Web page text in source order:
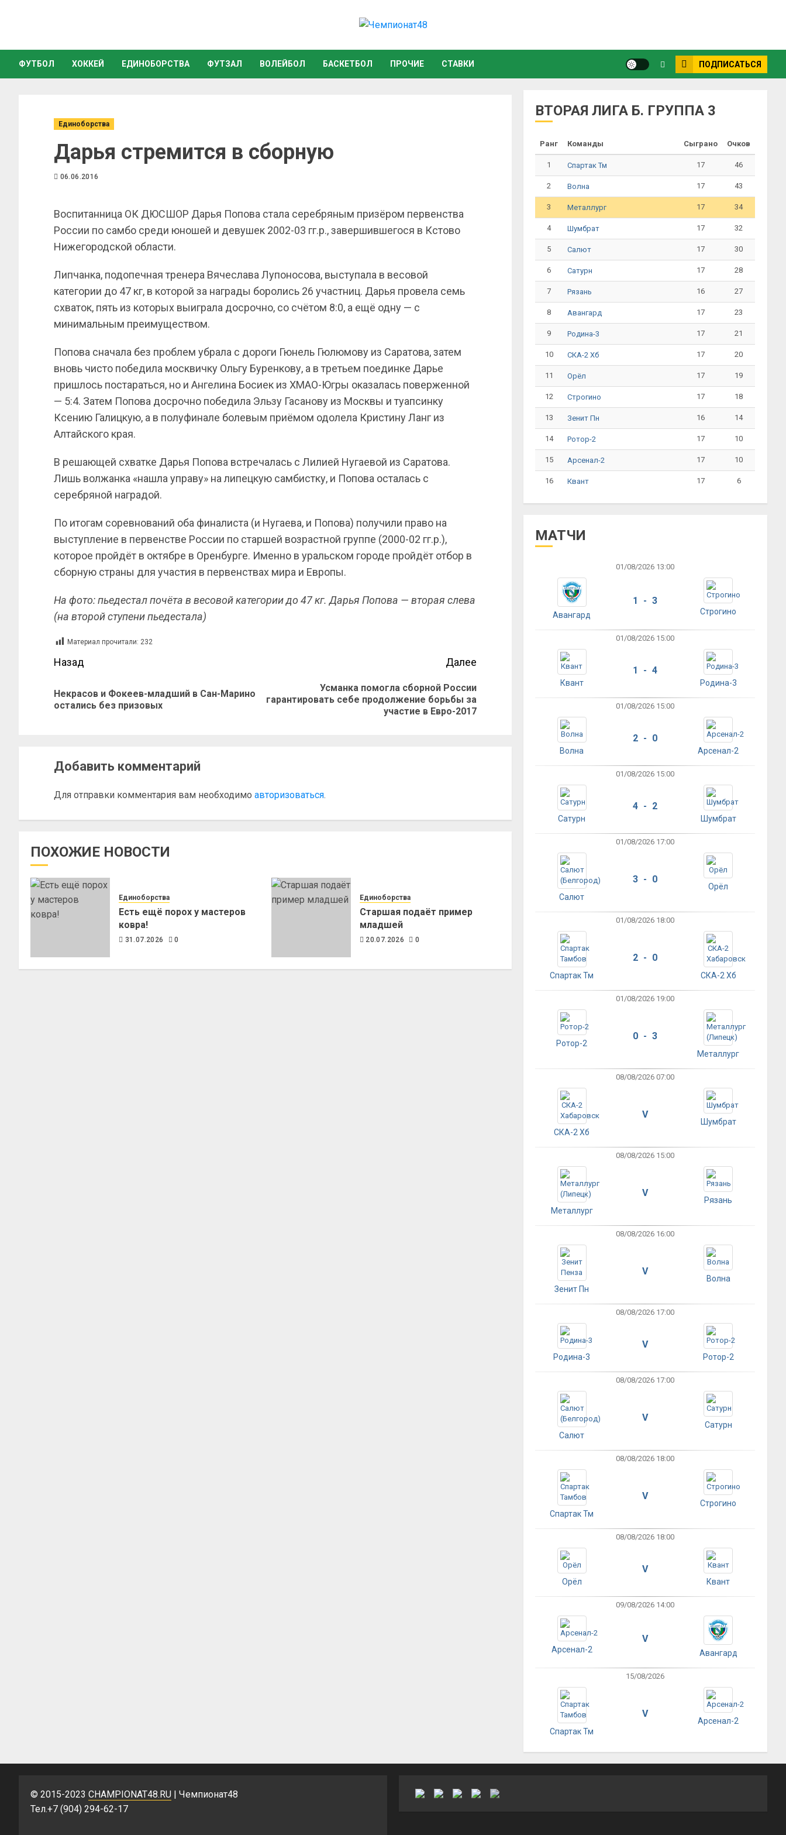
ФУТБОЛ ХОККЕЙ ЕДИНОБОРСТВА ФУТЗАЛ ВОЛЕЙБОЛ БАСКЕТБОЛ ПРОЧИЕ СТАВКИ ПОДПИСАТЬСЯ
Единоборства
Дарья стремится в сборную
06.06.2016
Воспитанница ОК ДЮСШОР Дарья Попова стала серебряным призёром первенства
России по самбо среди юношей и девушек 2002-03 гг.р., завершившегося в Кстово
Нижегородской области.
Липчанка, подопечная тренера Вячеслава Лупоносова, выступала в весовой
категории до 47 кг, в которой за награды боролись 26 участниц. Дарья провела семь
схваток, пять из которых выиграла досрочно, со счётом 8:0, а ещё одну — с
минимальным преимуществом.
Попова сначала без проблем убрала с дороги Гюнель Гюлюмову из Саратова, затем
вновь чисто победила москвичку Ольгу Буренкову, а в третьем поединке Дарье
пришлось постараться, но и Ангелина Босиек из ХМАО-Югры оказалась поверженной
— 5:4. Затем Попова досрочно победила Эльзу Гасанову из Москвы и туапсинку
Ксению Галицкую, а в полуфинале болевым приёмом одолела Кристину Ланг из
Алтайского края.
В решающей схватке Дарья Попова встречалась с Лилией Нугаевой из Саратова.
Лишь волжанка «нашла управу» на липецкую самбистку, и Попова осталась с
серебряной наградой.
По итогам соревнований оба финалиста (и Нугаева, и Попова) получили право на
выступление в первенстве России по старшей возрастной группе (2000-02 гг.р.),
которое пройдёт в октябре в Оренбурге. Именно в уральском городе пройдёт отбор в
сборную страны для участия в первенствах мира и Европы.
На фото: пьедестал почёта в весовой категории до 47 кг. Дарья Попова — вторая слева
(на второй ступени пьедестала)
Материал прочитали: 232
Назад
Некрасов и Фокеев-младший в Сан-Марино
остались без призовых
Далее
Усманка помогла сборной России
гарантировать себе продолжение борьбы за
участие в Евро-2017
Добавить комментарий
Для отправки комментария вам необходимо авторизоваться.
ПОХОЖИЕ НОВОСТИ
Единоборства
Есть ещё порох у мастеров
ковра!
31.07.2026 0
Единоборства
Старшая подаёт пример
младшей
20.07.2026 0
ВТОРАЯ ЛИГА Б. ГРУППА 3
Ранг Команды Сыграно Очков
1 Спартак Тм 17 46
2 Волна 17 43
3 Металлург 17 34
4 Шумбрат 17 32
5 Салют 17 30
6 Сатурн 17 28
7 Рязань 16 27
8 Авангард 17 23
9 Родина-3 17 21
10 СКА-2 Хб 17 20
11 Орёл 17 19
12 Строгино 17 18
13 Зенит Пн 16 14
14 Ротор-2 17 10
15 Арсенал-2 17 10
16 Квант 17 6
МАТЧИ
01/08/2026 13:00
Авангард
1 - 3
Строгино
01/08/2026 15:00
Квант
1 - 4
Родина-3
01/08/2026 15:00
Волна
2 - 0
Арсенал-2
01/08/2026 15:00
Сатурн
4 - 2
Шумбрат
01/08/2026 17:00
Салют
3 - 0
Орёл
01/08/2026 18:00
Спартак Тм
2 - 0
СКА-2 Хб
01/08/2026 19:00
Ротор-2
0 - 3
Металлург
08/08/2026 07:00
СКА-2 Хб
V
Шумбрат
08/08/2026 15:00
Металлург
V
Рязань
08/08/2026 16:00
Зенит Пн
V
Волна
08/08/2026 17:00
Родина-3
V
Ротор-2
08/08/2026 17:00
Салют
V
Сатурн
08/08/2026 18:00
Спартак Тм
V
Строгино
08/08/2026 18:00
Орёл
V
Квант
09/08/2026 14:00
Арсенал-2
V
Авангард
15/08/2026
Спартак Тм
V
Арсенал-2
© 2015-2023 CHAMPIONAT48.RU | Чемпионат48
Тел.+7 (904) 294-62-17